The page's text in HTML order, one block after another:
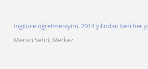
İngilizce öğretmeniyim. 2014 yılından beri her
Mersin Sehri, Merkez